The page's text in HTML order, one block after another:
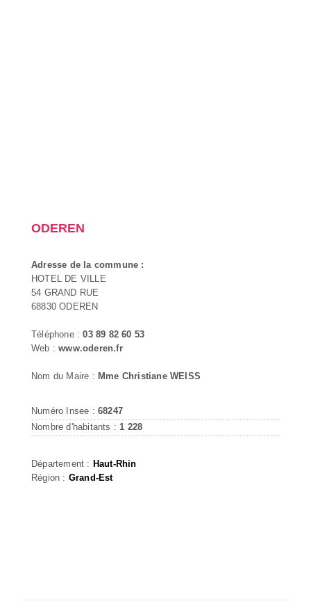
ODEREN
Adresse de la commune :
HOTEL DE VILLE
54 GRAND RUE
68830 ODEREN
Téléphone :03 89 82 60 53
Web :www.oderen.fr
Nom du Maire : Mme Christiane WEISS
Numéro Insee : 68247
Nombre d'habitants : 1 228
Département : Haut-Rhin
Région : Grand-Est